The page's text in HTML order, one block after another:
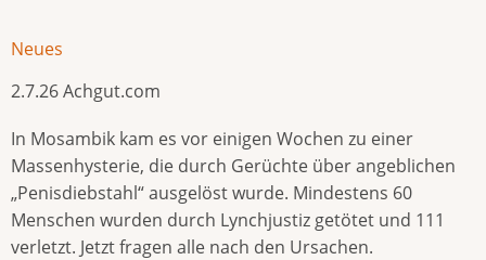
Neues
2.7.26 Achgut.com
In Mosambik kam es vor einigen Wochen zu einer
Massenhysterie, die durch Gerüchte über angeblichen
„Penisdiebstahl“ ausgelöst wurde. Mindestens 60
Menschen wurden durch Lynchjustiz getötet und 111
verletzt. Jetzt fragen alle nach den Ursachen.